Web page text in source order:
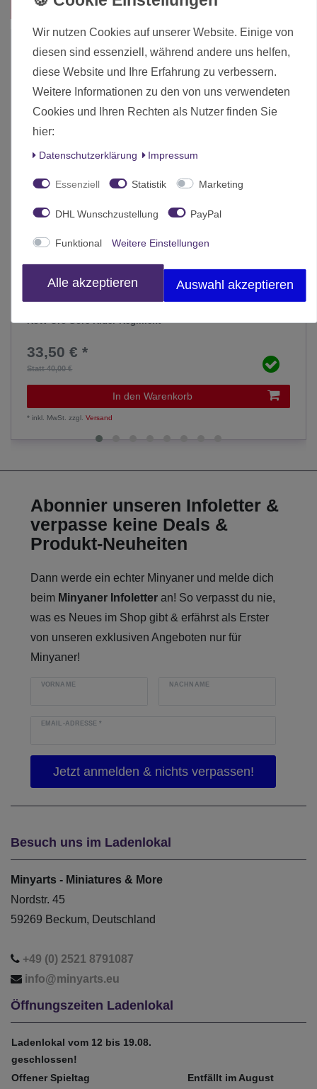
KoW Orc Gore Rider Regiment
Statt 40,00 €
33,50 € *
In den Warenkorb
*inkl. MwSt. zzgl.Versand
Abonnier unseren Infoletter &
verpasse keine Deals &
Produkt-Neuheiten
Dann werde ein echter Minyaner und melde dich
beim Minyaner Infoletter an! So verpasst du nie,
was es Neues im Shop gibt & erfährst als Erster
von unseren exklusiven Angeboten nur für
Minyaner!
VORNAME NACHNAME
EMAIL-ADRESSE*
Besuch uns im Ladenlokal
Minyarts - Miniatures & More
Nordstr. 45
59269 Beckum, Deutschland
+49 (0) 2521 8791087
info@minyarts.eu
Öffnungszeiten Ladenlokal
Ladenlokal vom 12 bis 19.08.
geschlossen!
Offener Spieltag
Entfällt im August
Wir nutzen Cookies auf unserer Website. Einige von
diesen sind essenziell, während andere uns helfen,
diese Website und Ihre Erfahrung zu verbessern.
Weitere Informationen zu den von uns verwendeten
Cookies und Ihren Rechten als Nutzer finden Sie
hier:
Daten­schutz­erklärung Impressum
Essenziell Statistik Marketing
DHL Wunschzustellung PayPal
Funktional Weitere Einstellungen
Alle akzeptieren Auswahl akzeptieren